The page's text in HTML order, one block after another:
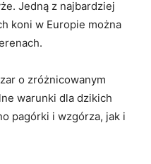
Jedną z najbardziej
koni w Europie można
o zróżnicowanym
warunki dla dzikich
pagórki i wzgórza, jak i